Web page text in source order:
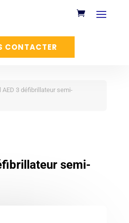
CONTACTER
AED 3 défibrillateur semi-
semi-